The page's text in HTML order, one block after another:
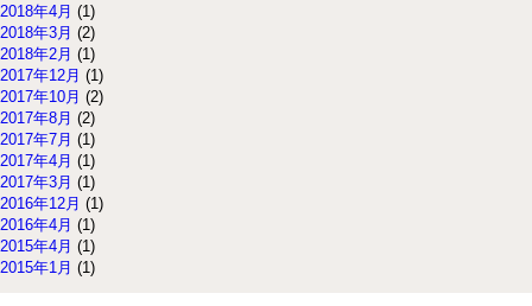
2018年4月 (1)
2018年3月 (2)
2018年2月 (1)
2017年12月 (1)
2017年10月 (2)
2017年8月 (2)
2017年7月 (1)
2017年4月 (1)
2017年3月 (1)
2016年12月 (1)
2016年4月 (1)
2015年4月 (1)
2015年1月 (1)